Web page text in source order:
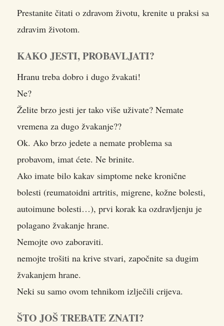
Prestanite čitati o zdravom životu, krenite u praksi sa
zdravim životom.
KAKO JESTI, PROBAVLJATI?
Hranu treba dobro i dugo žvakati!
Ne?
Želite brzo jesti jer tako više uživate? Nemate
vremena za dugo žvakanje??
Ok. Ako brzo jedete a nemate problema sa
probavom, imat ćete. Ne brinite.
Ako imate bilo kakav simptome neke kronične
bolesti (reumatoidni artritis, migrene, kožne bolesti,
autoimune bolesti…), prvi korak ka ozdravljenju je
polagano žvakanje hrane.
Nemojte ovo zaboraviti.
nemojte trošiti na krive stvari, započnite sa dugim
žvakanjem hrane.
Neki su samo ovom tehnikom izlječili crijeva.
ŠTO JOŠ TREBATE ZNATI?